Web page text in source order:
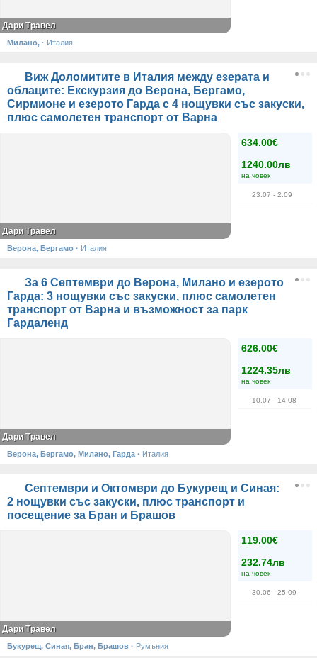
Дари Травел
Милано, · Италия
Виж Доломитите в Италия между езерата и
облаците: Екскурзия до Верона, Бергамо,
Сирмионе и езерото Гарда с 4 нощувки със закуски,
плюс самолетен транспорт от Варна
634.00€
1240.00лв
на човек
23.07 - 2.09
Дари Травел
Верона, Бергамо · Италия
За 6 Септември до Верона, Милано и езерото
Гарда: 3 нощувки със закуски, плюс самолетен
транспорт от Варна и възможност за парк
Гардаленд
626.00€
1224.35лв
на човек
10.07 - 14.08
Дари Травел
Верона, Бергамо, Милано, Гарда · Италия
Септември и Октомври до Букурещ и Синая:
2 нощувки със закуски, плюс транспорт и
посещение за Бран и Брашов
119.00€
232.74лв
на човек
30.06 - 25.09
Дари Травел
Букурещ, Синая, Бран, Брашов · Румъния